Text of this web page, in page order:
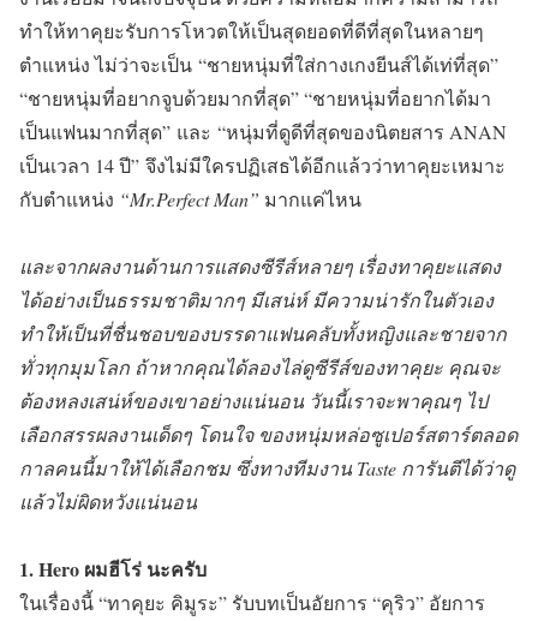
ทำให้ทาคุยะรับการโหวตให้เป็นสุดยอดที่ดีที่สุดในหลายๆ
ตำแหน่ง ไม่ว่าจะเป็น “ชายหนุ่มที่ใส่กางเกงยีนส์ได้เท่ที่สุด”
“ชายหนุ่มที่อยากจูบด้วยมากที่สุด” “ชายหนุ่มที่อยากได้มา
เป็นแฟนมากที่สุด” และ “หนุ่มที่ดูดีที่สุดของนิตยสาร ANAN
เป็นเวลา 14 ปี” จึงไม่มีใครปฏิเสธได้อีกแล้วว่าทาคุยะเหมาะ
กับตำแหน่ง “Mr.Perfect Man” มากแค่ไหน
และจากผลงานด้านการแสดงซีรีส์หลายๆ เรื่องทาคุยะแสดง
ได้อย่างเป็นธรรมชาติมากๆ มีเสน่ห์ มีความน่ารักในตัวเอง
ทำให้เป็นที่ชื่นชอบของบรรดาแฟนคลับทั้งหญิงและชายจาก
ทั่วทุกมุมโลก ถ้าหากคุณได้ลองไล่ดูซีรีส์ของทาคุยะ คุณจะ
ต้องหลงเสน่ห์ของเขาอย่างแน่นอน วันนี้เราจะพาคุณๆ ไป
เลือกสรรผลงานเด็ดๆ โดนใจ ของหนุ่มหล่อซูเปอร์สตาร์ตลอด
กาลคนนี้มาให้ได้เลือกชม ซึ่งทางทีมงาน Taste การันตีได้ว่าดู
แล้วไม่ผิดหวังแน่นอน
1. Hero ผมฮีโร่ นะครับ
ในเรื่องนี้“ทาคุยะ คิมูระ” รับบทเป็นอัยการ “คุริว” อัยการ